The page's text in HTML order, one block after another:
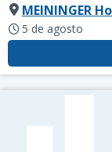
MEININGER
5 de agosto